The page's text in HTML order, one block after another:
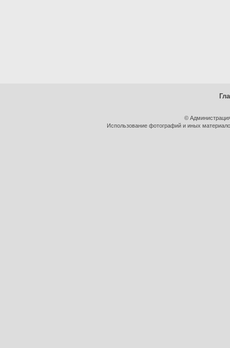
©
Использование фотографий и иных